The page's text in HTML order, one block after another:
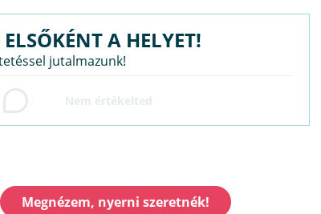
A HELYET!
jutalmazunk!
Megnézem, nyerni szeretnék!